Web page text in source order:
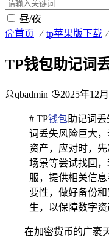
昼/夜
首页 tp苹果版下载
TP钱包助记词
qbadmin 2025年12
# TP钱包助记词
词丢失风险巨大
资产，应对时，
场景等尝试找回
服，提供相关信
要性，做好备份
生，以保障数字资
在加密货币的广袤